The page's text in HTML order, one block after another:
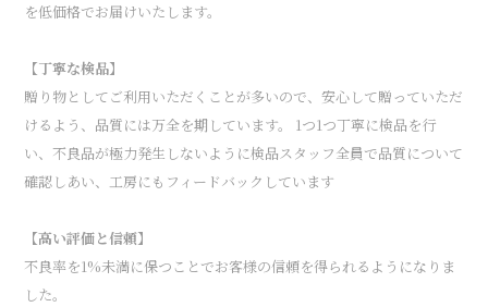
を低価格でお届けいたします。
【丁寧な検品】
贈り物としてご利用いただくことが多いので、安心して贈っていただ
けるよう、品質には万全を期しています。 1つ1つ丁寧に検品を行
い、不良品が極力発生しないように検品スタッフ全員で品質について
確認しあい、工房にもフィードバックしています
【高い評価と信頼】
不良率を1%未満に保つことでお客様の信頼を得られるようになりま
した。